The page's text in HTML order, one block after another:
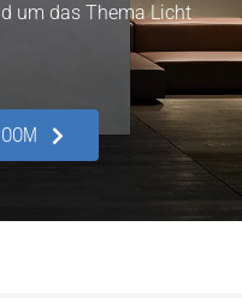
um das Thema Licht